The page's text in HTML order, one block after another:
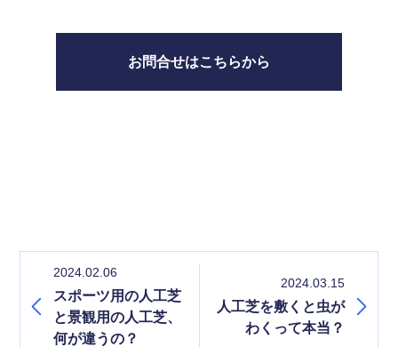
お問合せはこちらから
2024.02.06
スポーツ用の人工芝
と景観用の人工芝、
何が違うの？
2024.03.15
人工芝を敷くと虫が
わくって本当？